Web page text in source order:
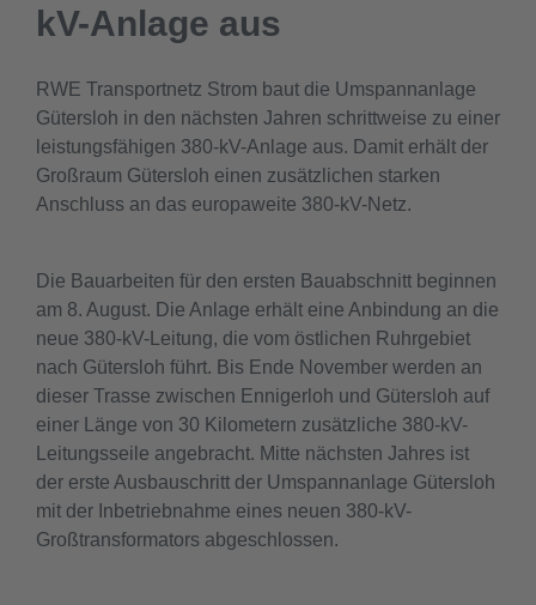
kV-Anlage aus
RWE Transportnetz Strom baut die Umspannanlage
Gütersloh in den nächsten Jahren schrittweise zu einer
leistungsfähigen 380-kV-Anlage aus. Damit erhält der
Großraum Gütersloh einen zusätzlichen starken
Anschluss an das europaweite 380-kV-Netz.
Die Bauarbeiten für den ersten Bauabschnitt beginnen
am 8. August. Die Anlage erhält eine Anbindung an die
neue 380-kV-Leitung, die vom östlichen Ruhrgebiet
nach Gütersloh führt. Bis Ende November werden an
dieser Trasse zwischen Ennigerloh und Gütersloh auf
einer Länge von 30 Kilometern zusätzliche 380-kV-
Leitungsseile angebracht. Mitte nächsten Jahres ist
der erste Ausbauschritt der Umspannanlage Gütersloh
mit der Inbetriebnahme eines neuen 380-kV-
Großtransformators abgeschlossen.